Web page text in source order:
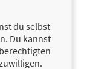
über das
Tragen Sie sich
du selbst
Du kannst